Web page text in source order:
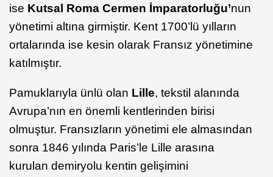
ise Kutsal Roma Cermen İmparatorluğu’nun
yönetimi altına girmiştir. Kent 1700’lü yılların
ortalarında ise kesin olarak Fransız yönetimine
katılmıştır.
Pamuklarıyla ünlü olan Lille, tekstil alanında
Avrupa’nın en önemli kentlerinden birisi
olmuştur. Fransızların yönetimi ele almasından
sonra 1846 yılında Paris’le Lille arasına
kurulan demiryolu kentin gelişimini